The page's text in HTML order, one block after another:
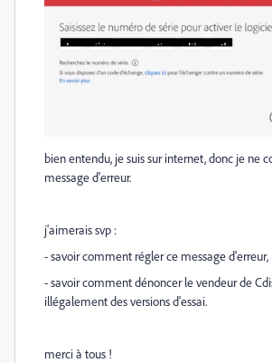
bien entendu, je suis sur internet, donc je ne
message d'erreur.
j'aimerais svp :
- savoir comment régler ce message d'erreur,
- savoir comment dénoncer le vendeur de
illégalement des versions d'essai.
merci à tous !